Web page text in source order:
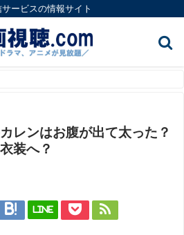
ービスの情報サイト
レンはお腹が出て太った？
装へ？
LINE